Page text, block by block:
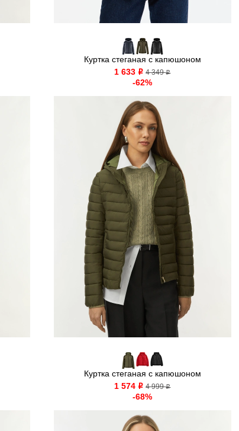
Куртка стеганая с капюшоном
1 633 o 4 349o
-62%
Куртка стеганая с капюшоном
1 574 o 4 999o
-68%